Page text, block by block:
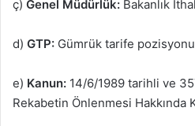
ç) Genel Müdürlük: Bakanlık
d) GTP: Gümrük tarife
e) Kanun: 14/6/1989 tarihli ve
Rekabetin Önlenmesi Hakkında